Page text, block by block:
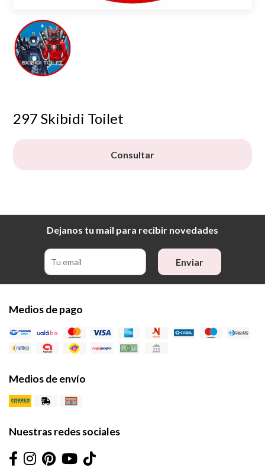
297 Skibidi Toilet
Consultar
Dejanos tu mail para recibir novedades
Enviar
Medios de pago
Medios de envío
Nuestras redes sociales